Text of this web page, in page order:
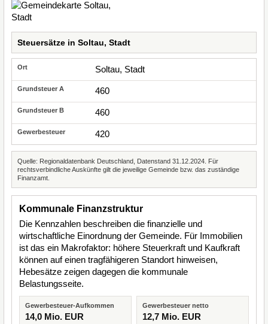
Steuersätze in Soltau, Stadt
Soltau, Stadt
460
460
420
Quelle: Regionaldatenbank Deutschland, Datenstand 31.12.2024. Für
rechtsverbindliche Auskünfte gilt die jeweilige Gemeinde bzw. das zuständige
Finanzamt.
Kommunale Finanzstruktur
Die Kennzahlen beschreiben die finanzielle und
wirtschaftliche Einordnung der Gemeinde. Für Immobilien
ist das ein Makrofaktor: höhere Steuerkraft und Kaufkraft
können auf einen tragfähigeren Standort hinweisen,
Hebesätze zeigen dagegen die kommunale
Belastungsseite.
Gewerbesteuer-Aufkommen
14,0 Mio. EUR
Gewerbesteuer netto
12,7 Mio. EUR